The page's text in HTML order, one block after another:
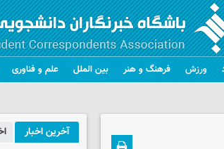
ورزش فرهنگ و هنر بین الملل علم و فناوری
آخرین اخبار